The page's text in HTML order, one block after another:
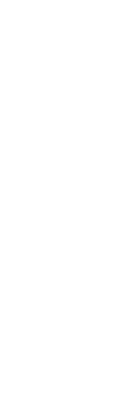
Pompa di (021) 5367-